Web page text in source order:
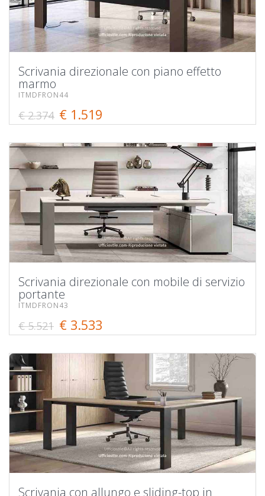
Scrivania direzionale con piano effetto
marmo
ITMDFRON44
€ 2.374 € 1.519
Scrivania direzionale con mobile di servizio
portante
ITMDFRON43
€ 5.521 € 3.533
Scrivania con allungo e sliding-top in